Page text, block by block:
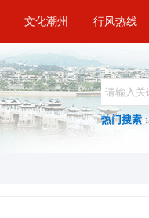
文化潮州 行风热线
热门搜索 :